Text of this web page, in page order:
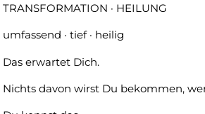
TRANSFORMATION · HEILUNG
umfassend · tief · heilig
Das erwartet Dich.
Nichts davon wirst Du bekommen,